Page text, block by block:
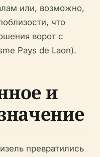
или, возможно,
что
ворот с
Pays de Laon).
и
превратились